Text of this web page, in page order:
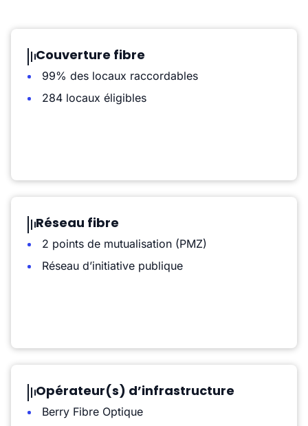
Couverture fibre
99% des locaux raccordables
284 locaux éligibles
Réseau fibre
2 points de mutualisation (PMZ)
Réseau d’initiative publique
Opérateur(s) d’infrastructure
Berry Fibre Optique